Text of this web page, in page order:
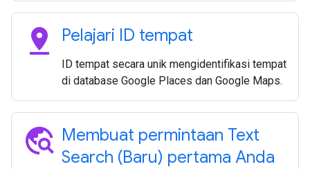
pin_drop Pelajari ID tempat
ID tempat secara unik mengidentifikasi tempat
di database Google Places dan Google Maps.
travel_explore Membuat permintaan Text
Search (Baru) pertama Anda